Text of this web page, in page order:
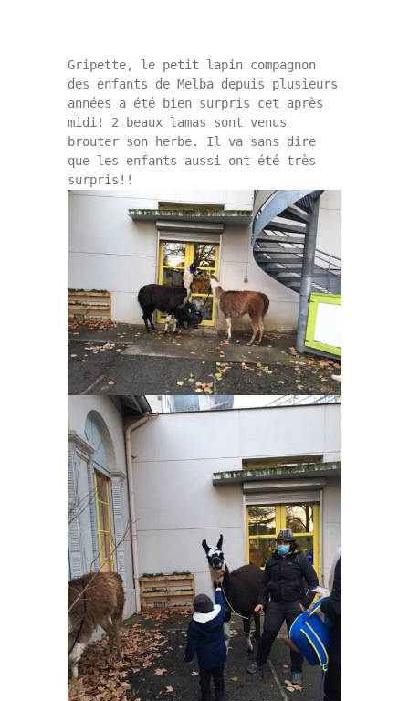
Recrutement
Gripette, le petit lapin compagnon
des enfants de Melba depuis plusieurs
années a été bien surpris cet après
midi! 2 beaux lamas sont venus
brouter son herbe. Il va sans dire
que les enfants aussi ont été très